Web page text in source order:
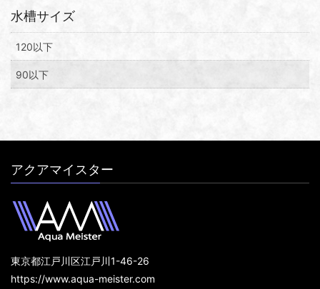
水槽サイズ
120以下
90以下
アクアマイスター
東京都江戸川区江戸川1-46-26
https://www.aqua-meister.com